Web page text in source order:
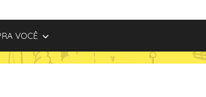
VOCÊ